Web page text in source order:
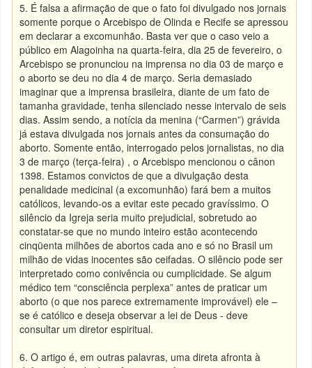
5. É falsa a afirmação de que o fato foi divulgado nos jornais
somente porque o Arcebispo de Olinda e Recife se apressou
em declarar a excomunhão. Basta ver que o caso veio a
público em Alagoinha na quarta-feira, dia 25 de fevereiro, o
Arcebispo se pronunciou na imprensa no dia 03 de março e
o aborto se deu no dia 4 de março. Seria demasiado
imaginar que a imprensa brasileira, diante de um fato de
tamanha gravidade, tenha silenciado nesse intervalo de seis
dias. Assim sendo, a notícia da menina (“Carmen”) grávida
já estava divulgada nos jornais antes da consumação do
aborto. Somente então, interrogado pelos jornalistas, no dia
3 de março (terça-feira) , o Arcebispo mencionou o cânon
1398. Estamos convictos de que a divulgação desta
penalidade medicinal (a excomunhão) fará bem a muitos
católicos, levando-os a evitar este pecado gravíssimo. O
silêncio da Igreja seria muito prejudicial, sobretudo ao
constatar-se que no mundo inteiro estão acontecendo
cinqüenta milhões de abortos cada ano e só no Brasil um
milhão de vidas inocentes são ceifadas. O silêncio pode ser
interpretado como conivência ou cumplicidade. Se algum
médico tem “consciência perplexa” antes de praticar um
aborto (o que nos parece extremamente improvável) ele –
se é católico e deseja observar a lei de Deus - deve
consultar um diretor espiritual.
6. O artigo é, em outras palavras, uma direta afronta à